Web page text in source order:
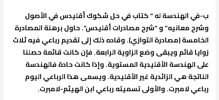
ب-في الهندسة له ” كتاب في حل شكوك أقليدس في الأصول
وشرح معانيه” و “شرح مصادرات أقليدس”. حاول برهنة المصادرة
الخامسة (مصادرة التوازي). وقاده ذلك إلى تقديم رباعي فيه ثلاث
زوايا قائم ويبقى وضع الزاوية الرابعة. فإن كانت قائمة حصلنا
على الهندسة الأقليدية المستوية. وإذا كانت حادة فالهندسة
الناتجة هي الزائدية غير الأقليدية. ويسمى هذا الرباعي اليوم
رباعي لامبرت. والأولى تسميته رباعي ابن الهيثم-لامبرت.